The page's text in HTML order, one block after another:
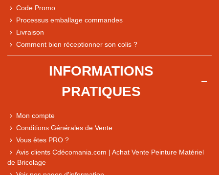
Comparaison des performances du magasin
Express, Chez vous, Point relais, Retrait magasin
Code Promo
Processus emballage commandes
Livraison
Comment bien réceptionner son colis ?
INFORMATIONS
PRATIQUES
Mon compte
Conditions Générales de Vente
Vous êtes PRO ?
Avis clients Cdécomania.com | Achat Vente Peinture Matériel
de Bricolage